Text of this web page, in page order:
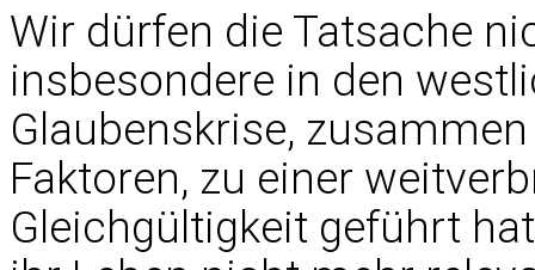
Wir dürfen die Tatsache
insbesondere in den
Glaubenskrise,
Faktoren, zu einer
Gleichgültigkeit geführt